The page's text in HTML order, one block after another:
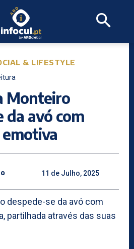
& LIFESTYLE
Monteiro
da avó com
11 de Julho, 2025
despede-se da avó com
partilhada através das suas